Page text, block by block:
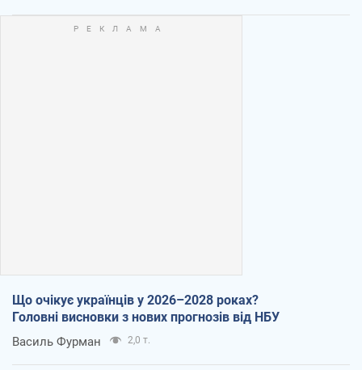
Що очікує українців у 2026–2028 роках?
Головні висновки з нових прогнозів від НБУ
Василь Фурман 2,0 т.